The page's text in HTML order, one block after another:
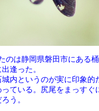
のは静岡県磐田市にある
逢った。
内というのが実に印象的
ている。尻尾をまっすぐ
う。